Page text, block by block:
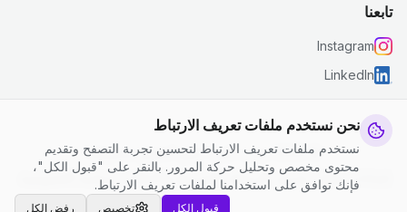
نحن نستخدم ملفات تعريف الارتباط
نستخدم ملفات تعريف الارتباط لتحسين تجربة التصفح وتقديم
محتوى مخصص وتحليل حركة المرور. بالنقر على "قبول الكل"،
فإنك توافق على استخدامنا لملفات تعريف الارتباط.
رفض الكل تخصيص قبول الكل
تابعنا
Instagram
LinkedIn
© 2026 جست كلين. جميع الحقوق محفوظة.
سياسة الخصوصية
الشروط والأحكام | إعدادات ملفات تعريف الارتباط